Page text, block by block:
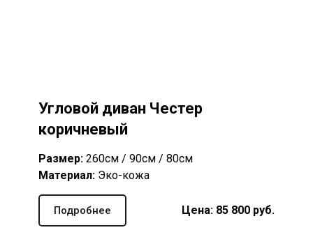
Угловой диван Честер
коричневый
Размер: 260см / 90см / 80см
Материал: Эко-кожа
Подробнее Цена: 85 800 руб.